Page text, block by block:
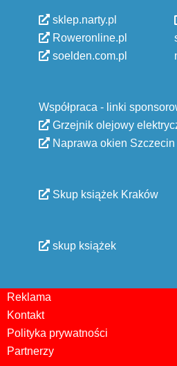
sklep.narty.pl
Roweronline.pl
soelden.com.pl
Współpraca - linki
Grzejnik olejowy
Naprawa okien Szczecin
Skup książek Kraków
skup książek
Reklama
Kontakt
Polityka prywatności
Partnerzy